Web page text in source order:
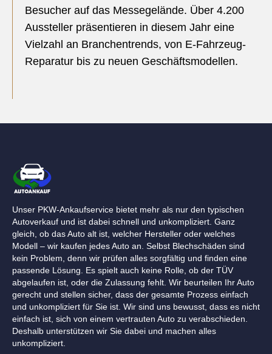
Besucher auf das Messegelände. Über 4.200
Aussteller präsentieren in diesem Jahr eine
Vielzahl an Branchentrends, von E-Fahrzeug-
Reparatur bis zu neuen Geschäftsmodellen.
Unser PKW-Ankaufservice bietet mehr als nur den typischen
Autoverkauf und ist dabei schnell und unkompliziert. Ganz
gleich, ob das Auto alt ist, welcher Hersteller oder welches
Modell – wir kaufen jedes Auto an. Selbst Blechschäden sind
kein Problem, denn wir prüfen alles sorgfältig und finden eine
passende Lösung. Es spielt auch keine Rolle, ob der TÜV
abgelaufen ist, oder die Zulassung fehlt. Wir beurteilen Ihr Auto
gerecht und stellen sicher, dass der gesamte Prozess einfach
und unkompliziert für Sie ist. Wir sind uns bewusst, dass es nicht
einfach ist, sich von einem vertrauten Auto zu verabschieden.
Deshalb unterstützen wir Sie dabei und machen alles
unkompliziert.